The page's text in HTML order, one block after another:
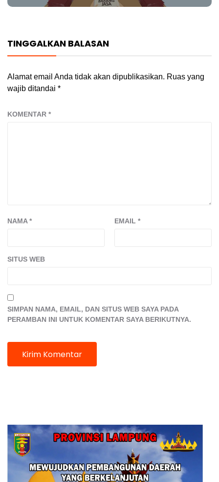
TINGGALKAN BALASAN
Alamat email Anda tidak akan dipublikasikan. Ruas yang
wajib ditandai *
KOMENTAR *
NAMA* EMAIL *
SITUS WEB
SIMPAN NAMA, EMAIL, DAN SITUS WEB SAYA PADA
PERAMBAN INI UNTUK KOMENTAR SAYA BERIKUTNYA.